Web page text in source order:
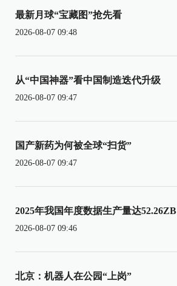
最新月球“宝藏图”抢先看
2026-08-07 09:48
从“中国神器”看中国制造迭代升级
2026-08-07 09:47
国产新药为何被全球“扫货”
2026-08-07 09:47
2025年我国年度数据生产量达52.26ZB
2026-08-07 09:46
北京：机器人在公园“上岗”